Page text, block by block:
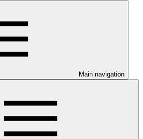
Main navigation